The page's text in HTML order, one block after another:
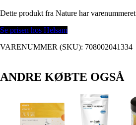
Dette produkt fra Nature har varenummeret
Se prisen hos Helsam
VARENUMMER (SKU): 708002041334
ANDRE KØBTE OGSÅ